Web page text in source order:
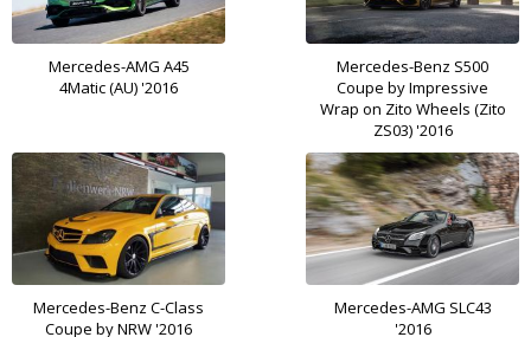
Mercedes-AMG A45
4Matic (AU) '2016
Mercedes-Benz S500
Coupe by Impressive
Wrap on Zito Wheels (Zito
ZS03) '2016
Mercedes-Benz C-Class
Coupe by NRW '2016
Mercedes-AMG SLC43
'2016